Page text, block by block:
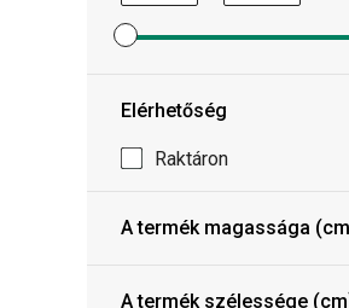
Minimum
Elérhetőség
Raktáron
A termék magassága
A termék szélessége